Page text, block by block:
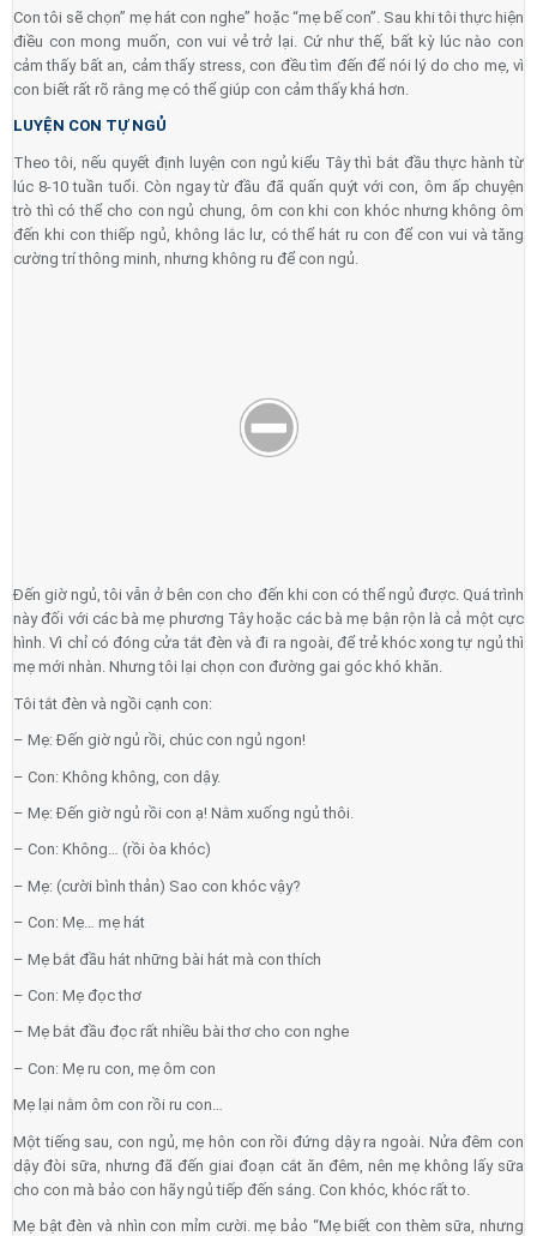
Con tôi sẽ chọn” mẹ hát con nghe” hoặc “mẹ bế con”. Sau khi tôi thực hiện
điều con mong muốn, con vui vẻ trở lại. Cứ như thế, bất kỳ lúc nào con
cảm thấy bất an, cảm thấy stress, con đều tìm đến để nói lý do cho mẹ, vì
con biết rất rõ rằng mẹ có thể giúp con cảm thấy khá hơn.
LUYỆN CON TỰ NGỦ
Theo tôi, nếu quyết định luyện con ngủ kiểu Tây thì bắt đầu thực hành từ
lúc 8-10 tuần tuổi. Còn ngay từ đầu đã quấn quýt với con, ôm ấp chuyện
trò thì có thể cho con ngủ chung, ôm con khi con khóc nhưng không ôm
đến khi con thiếp ngủ, không lắc lư, có thể hát ru con để con vui và tăng
cường trí thông minh, nhưng không ru để con ngủ.
Đến giờ ngủ, tôi vẫn ở bên con cho đến khi con có thể ngủ được. Quá trình
này đối với các bà mẹ phương Tây hoặc các bà mẹ bận rộn là cả một cực
hình. Vì chỉ có đóng cửa tắt đèn và đi ra ngoài, để trẻ khóc xong tự ngủ thì
mẹ mới nhàn. Nhưng tôi lại chọn con đường gai góc khó khăn.
Tôi tắt đèn và ngồi cạnh con:
– Mẹ: Đến giờ ngủ rồi, chúc con ngủ ngon!
– Con: Không không, con dậy.
– Mẹ: Đến giờ ngủ rồi con ạ! Nằm xuống ngủ thôi.
– Con: Không… (rồi òa khóc)
– Mẹ: (cười bình thản) Sao con khóc vậy?
– Con: Mẹ… mẹ hát
– Mẹ bắt đầu hát những bài hát mà con thích
– Con: Mẹ đọc thơ
– Mẹ bắt đầu đọc rất nhiều bài thơ cho con nghe
– Con: Mẹ ru con, mẹ ôm con
Mẹ lại nằm ôm con rồi ru con…
Một tiếng sau, con ngủ, mẹ hôn con rồi đứng dậy ra ngoài. Nửa đêm con
dậy đòi sữa, nhưng đã đến giai đoạn cắt ăn đêm, nên mẹ không lấy sữa
cho con mà bảo con hãy ngủ tiếp đến sáng. Con khóc, khóc rất to.
Mẹ bật đèn và nhìn con mỉm cười. mẹ bảo “Mẹ biết con thèm sữa, nhưng